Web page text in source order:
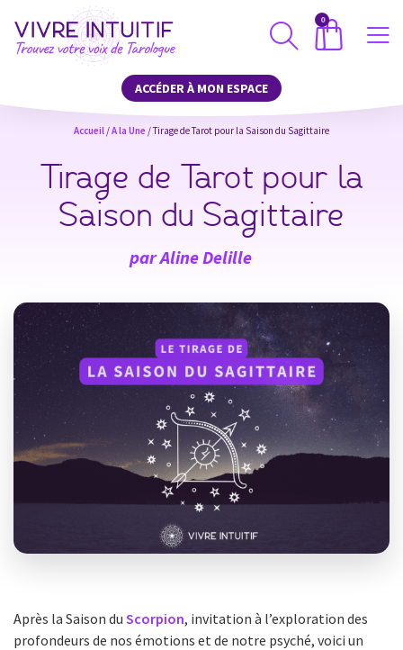
0
ACCÉDER À MON ESPACE
Accueil /A la Une / Tirage de Tarot pour la Saison du Sagittaire
Tirage de Tarot pour la
Saison du Sagittaire
parAline Delille
Après la Saison du Scorpion, invitation à l’exploration des
profondeurs de nos émotions et de notre psyché, voici un